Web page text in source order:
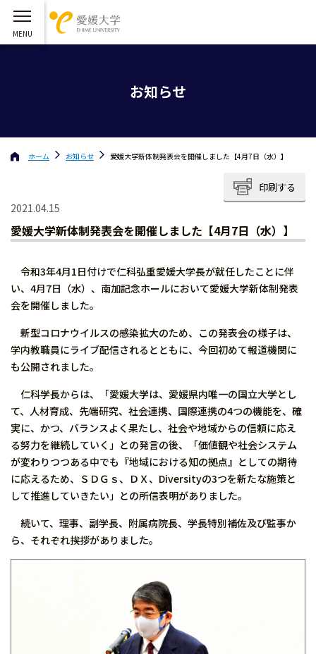
お知らせ
ホーム お知らせ 愛媛大学新体制発表会を開催しました【4月7日（水）】
印刷する
2021.04.15
愛媛大学新体制発表会を開催しました【4月7日（水）】
令和3年4月1日付けで仁科弘重愛媛大学長が就任したことに伴
い、4月7日（水）、南加記念ホールにおいて愛媛大学新体制発表
会を開催しました。
新型コロナウイルスの感染拡大のため、この発表会の様子は、
学内教職員にライブ配信されるとともに、今回初めて報道機関に
も公開されました。
仁科学長からは、「愛媛大学は、愛媛県内唯一の国立大学とし
て、人材育成、先端研究、社会連携、国際連携の4つの機能を、確
実に、かつ、バランスよく果たし、社会や地域からの信頼に応え
る努力を継続していく」との発言の後、「価値観や社会システム
が変わりつつある中でも『地域における知の拠点』としての期待
に応えるため、ＳＤＧｓ、ＤＸ、Diversityの3つを新たな施策と
して推進していきたい」との所信表明がありました。
続いて、理事、副学長、附属病院長、学長特別補佐及び監事か
ら、それぞれ挨拶がありました。